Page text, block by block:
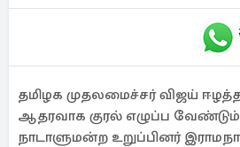
தமிழக முதலமைச்சர் விஜய்
ஆதரவாக குரல் எழுப்ப
நாடாளுமன்ற உறுப்பினர்